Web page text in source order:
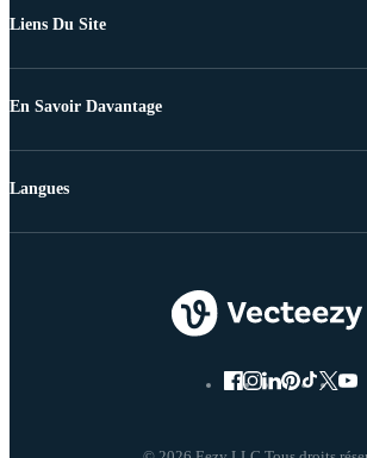
Liens Du Site
En Savoir Davantage
Langues